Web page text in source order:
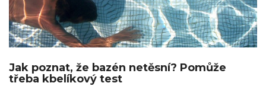
Jak poznat, že bazén netěsní? Pomůže
třeba kbelíkový test